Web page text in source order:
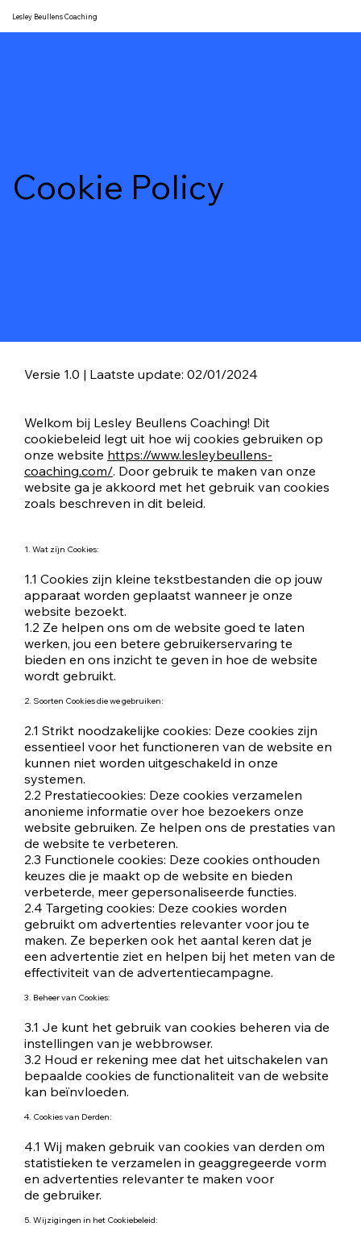
Lesley Beullens Coaching
Cookie Policy
Versie 1.0 | Laatste update: 02/01/2024
Welkom bij Lesley Beullens Coaching! Dit
cookiebeleid legt uit hoe wij cookies gebruiken op
onze website https://www.lesleybeullens-
coaching.com/. Door gebruik te maken van onze
website ga je akkoord met het gebruik van cookies
zoals beschreven in dit beleid.
1. Wat zijn Cookies:
1.1 Cookies zijn kleine tekstbestanden die op jouw
apparaat worden geplaatst wanneer je onze
website bezoekt.
1.2 Ze helpen ons om de website goed te laten
werken, jou een betere gebruikerservaring te
bieden en ons inzicht te geven in hoe de website
wordt gebruikt.
2. Soorten Cookies die we gebruiken:
2.1 Strikt noodzakelijke cookies: Deze cookies zijn
essentieel voor het functioneren van de website en
kunnen niet worden uitgeschakeld in onze
systemen.
2.2 Prestatiecookies: Deze cookies verzamelen
anonieme informatie over hoe bezoekers onze
website gebruiken. Ze helpen ons de prestaties van
de website te verbeteren.
2.3 Functionele cookies: Deze cookies onthouden
keuzes die je maakt op de website en bieden
verbeterde, meer gepersonaliseerde functies.
2.4 Targeting cookies: Deze cookies worden
gebruikt om advertenties relevanter voor jou te
maken. Ze beperken ook het aantal keren dat je
een advertentie ziet en helpen bij het meten van de
effectiviteit van de advertentiecampagne.
3. Beheer van Cookies:
3.1 Je kunt het gebruik van cookies beheren via de
instellingen van je webbrowser.
3.2 Houd er rekening mee dat het uitschakelen van
bepaalde cookies de functionaliteit van de website
kan beïnvloeden.
4. Cookies van Derden:
4.1 Wij maken gebruik van cookies van derden om
statistieken te verzamelen in geaggregeerde vorm
en advertenties relevanter te maken voor
de gebruiker.
5. Wijzigingen in het Cookiebeleid: